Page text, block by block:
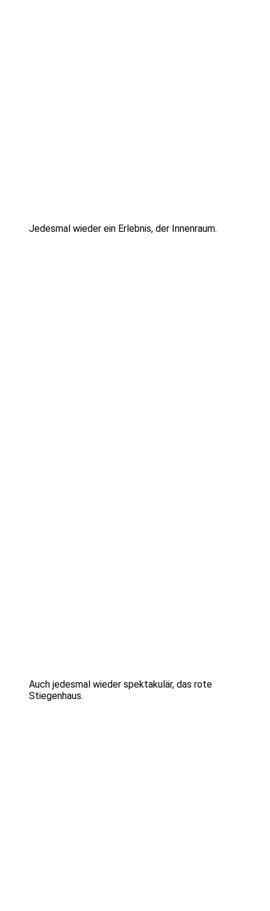
Jedesmal wieder ein Erlebnis, der Innenraum.
Auch jedesmal wieder spektakulär, das rote
Stiegenhaus.